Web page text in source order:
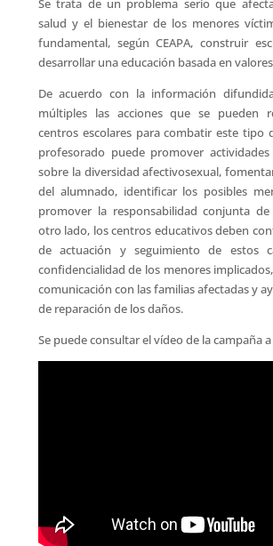
Se trata de un problema serio que
salud y el bienestar de los menores
fundamental, según CEAPA, construir
desarrollar una educación basada en
De acuerdo con la información
múltiples las acciones que se pueden
centros escolares para combatir este tipo
profesorado puede promover actividades
sobre la diversidad afectivosexual,
del alumnado, identificar los posibles
promover la responsabilidad conjunta
otro lado, los centros educativos deben
de actuación y seguimiento de estos
confidencialidad de los menores
comunicación con las familias afectadas y
de reparación de los daños.
Se puede consultar el vídeo de la campaña